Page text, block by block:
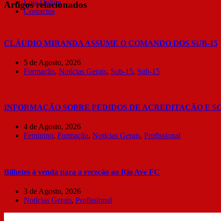
Loja Online
Contactos
Artigos relacionados
CLÁUDIO MIRANDA ASSUME O COMANDO DOS SUB-15
5 de Agosto, 2026
Formação, Notícias Gerais, Sub-15, Sub-15
INFORMAÇÃO SOBRE PEDIDOS DE ACREDITAÇÃO E
4 de Agosto, 2026
Feminino, Formação, Notícias Gerais, Profissional
Bilhetes à venda para a receção ao Rio Ave FC
3 de Agosto, 2026
Notícias Gerais, Profissional